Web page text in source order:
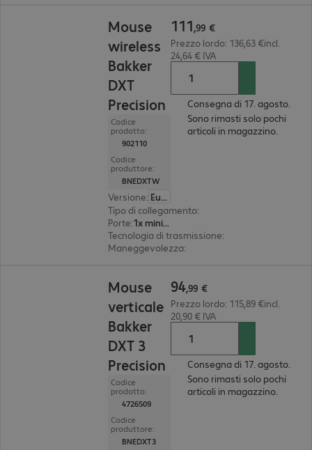
Mouse
wireless
Bakker
DXT
Precision
Codice
prodotto:
902110
Codice
produttore:
BNEDXTW
Versione:
Europa
Tipo di collegamento:
Porte:
1x mini USB
Tecnologia di trasmissione:
Maneggevolezza:
111,99 €
Prezzo lordo: 136,63 €incl.
24,64 € IVA
Consegna di 17. agosto.
Sono rimasti solo pochi
articoli in magazzino.
Mouse
verticale
Bakker
DXT 3
Precision
Codice
prodotto:
4726509
Codice
produttore:
BNEDXT3
94,99 €
Prezzo lordo: 115,89 €incl.
20,90 € IVA
Consegna di 17. agosto.
Sono rimasti solo pochi
articoli in magazzino.